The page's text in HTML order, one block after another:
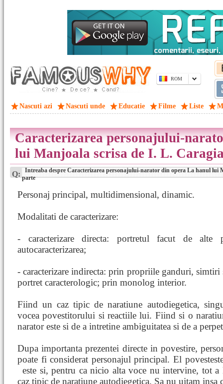
ROM
Nascuti azi Nascuti unde Educatie Filme Liste
Caracterizarea personajului-
lui Manjoala scrisa de I. L.
Q:
Intreaba despre Caracterizarea personajului-narator din opera La hanul lui
parte
Personaj principal, multidimensional, dinamic.
Modalitati de caracterizare:
- caracterizare directa: portretul facut de alte
autocaracterizarea;
- caracterizare indirecta: prin propriile ganduri, simtiri
portret caracterologic; prin monolog interior.
Fiind un caz tipic de naratiune autodiegetica,
vocea povestitorului si reactiile lui. Fiind si o
narator este si de a intretine ambiguitatea si de a
Dupa importanta prezentei directe in povestire,
poate fi considerat personajul principal. El
este si, pentru ca nicio alta voce nu intervine, tot
caz tipic de naratiune autodiegetica. Sa nu uitam insa